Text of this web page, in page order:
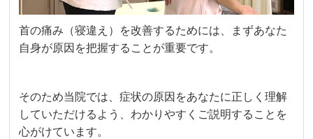
首の痛み（寝違え）を改善するためには、まずあなた
自身が原因を把握することが重要です。
そのため当院では、症状の原因をあなたに正しく理解
していただけるよう、わかりやすくご説明することを
心がけています。